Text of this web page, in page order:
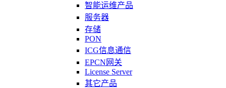
智能运维产品
服务器
存储
PON
ICG信息通信
EPCN网关
License Server
其它产品